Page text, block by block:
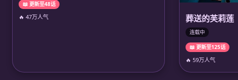
📖 更新至48话
🔥 47万人气 葬送的芙莉莲
连载中
📖 更新至125话
🔥 59万人气